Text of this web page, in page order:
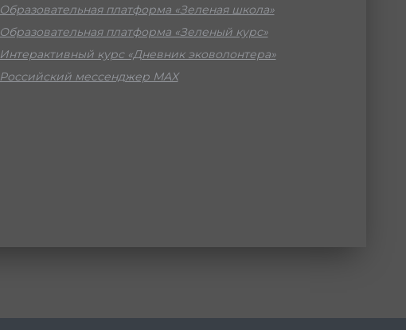
Образовательная платформа «Зеленая школа»
Образовательная платформа «Зеленый курс»
Интерактивный курс «Дневник эковолонтера»
Российский мессенджер МАХ